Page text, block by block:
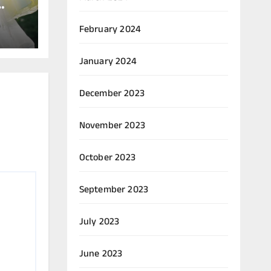
February 2024
January 2024
December 2023
November 2023
October 2023
September 2023
July 2023
June 2023